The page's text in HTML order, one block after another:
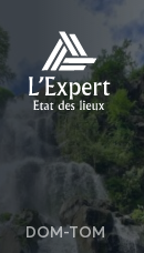
DOM-TOM